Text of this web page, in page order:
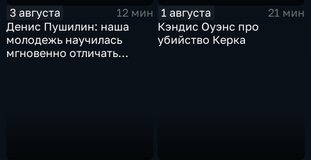
3 августа
12 мин
Денис Пушилин: наша
молодежь научилась
мгновенно отличать
1 августа
21 мин
Кэндис Оуэнс про
убийство Керка